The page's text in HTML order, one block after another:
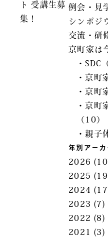
ト 受講生募
集！
例会・見
シンポジ
交流・研
京町家は
・SDC
・京町
・京町
・京町
（10）
・親子
年別アーカ
2026
2025
2024
2023 (7)
2022 (8)
2021
(3)